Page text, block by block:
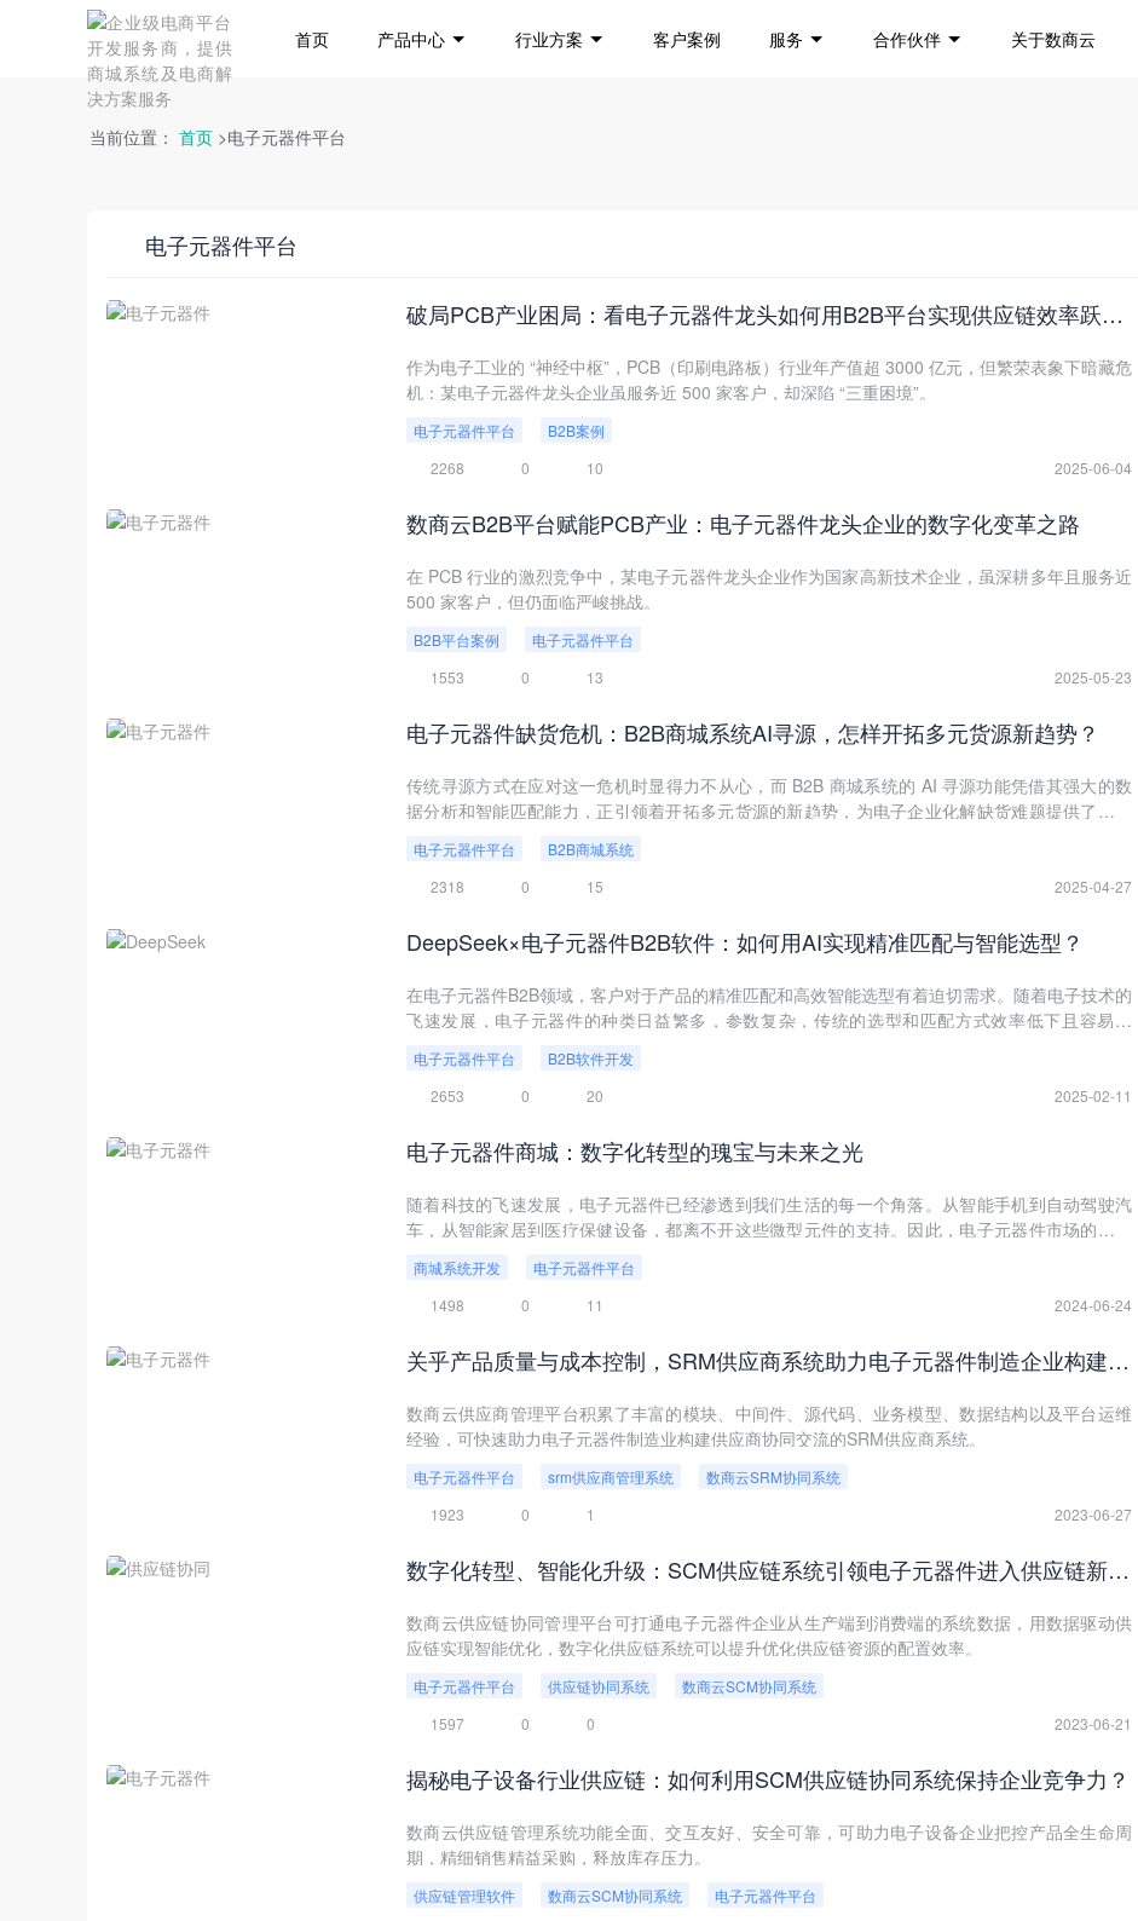
首页 产品中心 行业方案 客户案例 服务 合作伙伴 关于数商云
当前位置： 首页 >电子元器件平台
电子元器件平台
破局PCB产业困局：看电子元器件龙头如何用B2B平台实现供应链效率跃升70%？
作为电子工业的 “神经中枢”，PCB（印刷电路板）行业年产值超 3000 亿元，但繁荣表象下暗藏危
机：某电子元器件龙头企业虽服务近 500 家客户，却深陷 “三重困境”。
电子元器件平台
B2B案例
2268
0 10 2025-06-04
数商云B2B平台赋能PCB产业：电子元器件龙头企业的数字化变革之路
在 PCB 行业的激烈竞争中，某电子元器件龙头企业作为国家高新技术企业，虽深耕多年且服务近
500 家客户，但仍面临严峻挑战。
B2B平台案例
电子元器件平台
1553
0 13 2025-05-23
电子元器件缺货危机：B2B商城系统AI寻源，怎样开拓多元货源新趋势？
传统寻源方式在应对这一危机时显得力不从心，而 B2B 商城系统的 AI 寻源功能凭借其强大的数
据分析和智能匹配能力，正引领着开拓多元货源的新趋势，为电子企业化解缺货难题提供了有效
电子元器件平台
B2B商城系统
2318
0 15 2025-04-27
DeepSeek×电子元器件B2B软件：如何用AI实现精准匹配与智能选型？
在电子元器件B2B领域，客户对于产品的精准匹配和高效智能选型有着迫切需求。随着电子技术的
飞速发展，电子元器件的种类日益繁多，参数复杂，传统的选型和匹配方式效率低下且容易出
电子元器件平台
B2B软件开发
2653
0 20 2025-02-11
电子元器件商城：数字化转型的瑰宝与未来之光
随着科技的飞速发展，电子元器件已经渗透到我们生活的每一个角落。从智能手机到自动驾驶汽
车，从智能家居到医疗保健设备，都离不开这些微型元件的支持。因此，电子元器件市场的前景
户的桥梁。本文将深入探讨电子元器件商城的优势、挑战以及未来发展趋势。
商城系统开发
电子元器件平台
1498
0 11 2024-06-24
关乎产品质量与成本控制，SRM供应商系统助力电子元器件制造企业构建高效的供应商管理体系
数商云供应商管理平台积累了丰富的模块、中间件、源代码、业务模型、数据结构以及平台运维
经验，可快速助力电子元器件制造业构建供应商协同交流的SRM供应商系统。
电子元器件平台 srm供应商管理系统
数商云SRM协同系统
1923
0 1 2023-06-27
数字化转型、智能化升级：SCM供应链系统引领电子元器件进入供应链新时代
数商云供应链协同管理平台可打通电子元器件企业从生产端到消费端的系统数据，用数据驱动供
应链实现智能优化，数字化供应链系统可以提升优化供应链资源的配置效率。
电子元器件平台 供应链协同系统
数商云SCM协同系统
1597
0 0 2023-06-21
揭秘电子设备行业供应链：如何利用SCM供应链协同系统保持企业竞争力？
数商云供应链管理系统功能全面、交互友好、安全可靠，可助力电子设备企业把控产品全生命周
期，精细销售精益采购，释放库存压力。
供应链管理软件 数商云SCM协同系统
电子元器件平台